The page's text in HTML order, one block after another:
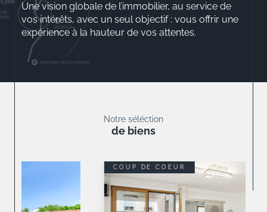
Une vision globale de l’immobilier, au service de
vos intérêts, avec un seul objectif : vous offrir une
expérience à la hauteur de vos attentes.
Notre séléction
de biens